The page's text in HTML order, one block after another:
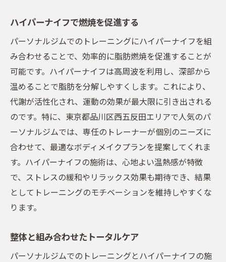
ハイパーナイフで燃焼を促進する
パーソナルジムでのトレーニングにハイパーナイフを組
み合わせることで、効率的に脂肪燃焼を促進することが
可能です。ハイパーナイフは高周波を利用し、深部から
温めることで脂肪を分解しやすくします。これにより、
代謝が活性化され、運動の効果が最大限に引き出される
のです。特に、東京都品川区西五反田エリアで人気のパ
ーソナルジムでは、専任のトレーナーが個別のニーズに
合わせて、最適なボディメイクプランを提案してくれま
す。ハイパーナイフの施術は、心地よい温熱感が特徴
で、ストレスの緩和やリラックス効果も期待でき、結果
としてトレーニングのモチベーションを維持しやすくな
ります。
整体と組み合わせたトータルケア
パーソナルジムでのトレーニングとハイパーナイフの施